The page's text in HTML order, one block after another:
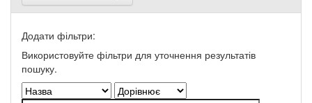
Додати фільтри:
Використовуйте фільтри для уточнення результатів
пошуку.